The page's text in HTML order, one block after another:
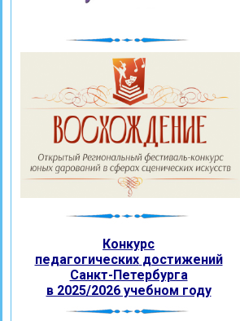
Конкурс
педагогических достижений
Санкт-Петербурга
в 2025/2026 учебном году